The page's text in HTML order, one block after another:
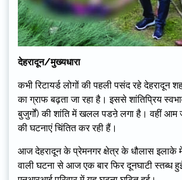
देहरादून/मुख्यधारा
कभी रिटायर्ड लोगों की पहली पसंद रहे देहरादून
का ग्राफ बढ़ता जा रहा है। इससे शांतिप्रिय
बुजुर्गों) की शांति में खलल पडऩे लगा है। वहीं आम
की घटनाएं चिंतित कर रही हैं।
आज देहरादून के प्रेमनगर क्षेत्र के धौलास इलाके
वाली घटना से आज एक बार फिर दूनघाटी स्तब्ध